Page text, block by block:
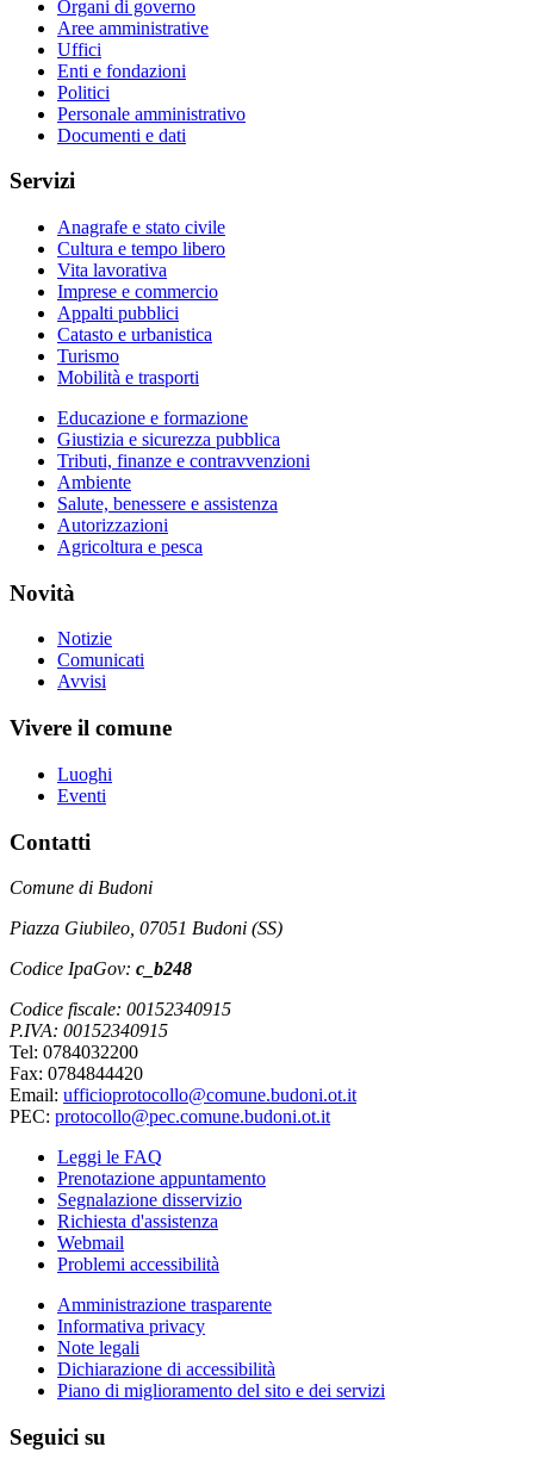
Organi di governo
Aree amministrative
Uffici
Enti e fondazioni
Politici
Personale amministrativo
Documenti e dati
Servizi
Anagrafe e stato civile
Cultura e tempo libero
Vita lavorativa
Imprese e commercio
Appalti pubblici
Catasto e urbanistica
Turismo
Mobilità e trasporti
Educazione e formazione
Giustizia e sicurezza pubblica
Tributi, finanze e contravvenzioni
Ambiente
Salute, benessere e assistenza
Autorizzazioni
Agricoltura e pesca
Novità
Notizie
Comunicati
Avvisi
Vivere il comune
Luoghi
Eventi
Contatti
Comune di Budoni
Piazza Giubileo, 07051 Budoni (SS)
Codice IpaGov: c_b248
Codice fiscale: 00152340915
P.IVA: 00152340915
Tel: 0784032200
Fax: 0784844420
Email: ufficioprotocollo@comune.budoni.ot.it
PEC: protocollo@pec.comune.budoni.ot.it
Leggi le FAQ
Prenotazione appuntamento
Segnalazione disservizio
Richiesta d'assistenza
Webmail
Problemi accessibilità
Amministrazione trasparente
Informativa privacy
Note legali
Dichiarazione di accessibilità
Piano di miglioramento del sito e dei servizi
Seguici su